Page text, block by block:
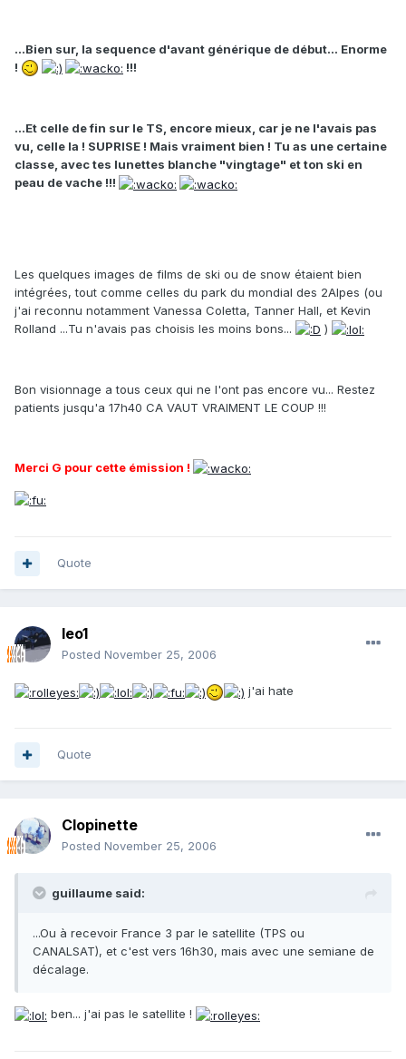
...Bien sur, la sequence d'avant générique de début... Enorme
!
!!!
...Et celle de fin sur le TS, encore mieux, car je ne l'avais pas
vu, celle la ! SUPRISE ! Mais vraiment bien ! Tu as une certaine
classe, avec tes lunettes blanche "vingtage" et ton ski en
peau de vache !!!
Les quelques images de films de ski ou de snow étaient bien
intégrées, tout comme celles du park du mondial des 2Alpes (ou
j'ai reconnu notamment Vanessa Coletta, Tanner Hall, et Kevin
Rolland ...Tu n'avais pas choisis les moins bons...
)
Bon visionnage a tous ceux qui ne l'ont pas encore vu... Restez
patients jusqu'a 17h40 CA VAUT VRAIMENT LE COUP !!!
Merci G pour cette émission !
Quote
leo1
Posted November 25, 2006
j'ai hate
Quote
Clopinette
Posted November 25, 2006
guillaume said:
...Ou à recevoir France 3 par le satellite (TPS ou
CANALSAT), et c'est vers 16h30, mais avec une semiane de
décalage.
ben... j'ai pas le satellite !